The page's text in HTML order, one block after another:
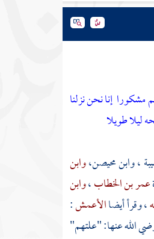
مشكورا إنا نحن نزلنا
ليلا طويلا
،وابن محيصن،وابن
عمر بن الخطاب،وابن
، وقرأ أيضاالأعمش:
الله عنها: "علتهم"